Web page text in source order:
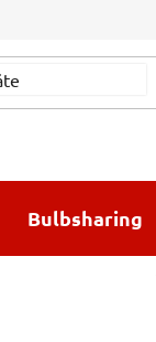
Bulbsharing